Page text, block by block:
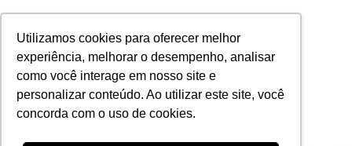
Utilizamos cookies para oferecer melhor
experiência, melhorar o desempenho, analisar
como você interage em nosso site e
personalizar conteúdo. Ao utilizar este site, você
concorda com o uso de cookies.